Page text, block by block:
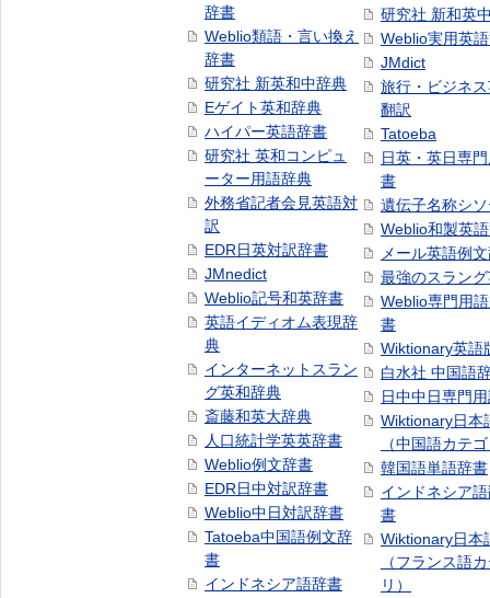
辞書
Weblio類語・言い換え
辞書
研究社 新英和中辞典
Eゲイト英和辞典
ハイパー英語辞書
研究社 英和コンピュ
ーター用語辞典
外務省記者会見英語対
訳
EDR日英対訳辞書
JMnedict
Weblio記号和英辞書
英語イディオム表現辞
典
インターネットスラン
グ英和辞典
斎藤和英大辞典
人口統計学英英辞書
Weblio例文辞書
EDR日中対訳辞書
Weblio中日対訳辞書
Tatoeba中国語例文辞
書
インドネシア語辞書
研究社 新和英
Weblio実用英
JMdict
旅行・ビジネ
翻訳
Tatoeba
日英・英日専
書
遺伝子名称シ
Weblio和製英
メール英語例
最強のスラン
Weblio専門用
書
Wiktionary英語
白水社 中国語
日中中日専門
Wiktionary日本
（中国語カテ
韓国語単語辞書
インドネシア
書
Wiktionary日本
（フランス語
リ）